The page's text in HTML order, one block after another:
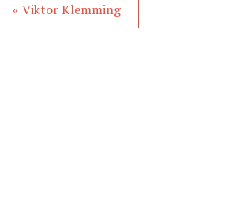
« Viktor Klemming